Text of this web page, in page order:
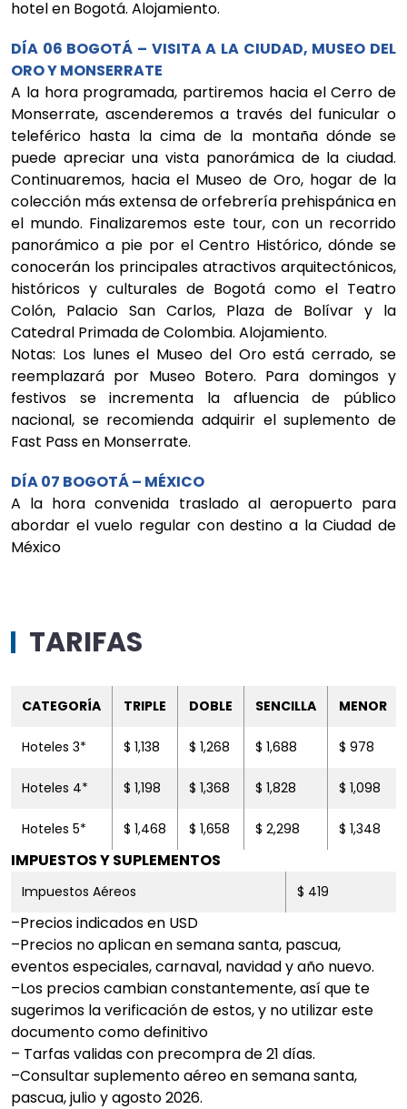
hotel en Bogotá. Alojamiento.
DÍA 06 BOGOTÁ – VISITA A LA CIUDAD, MUSEO DEL
ORO Y MONSERRATE
A la hora programada, partiremos hacia el Cerro de
Monserrate, ascenderemos a través del funicular o
teleférico hasta la cima de la montaña dónde se
puede apreciar una vista panorámica de la ciudad.
Continuaremos, hacia el Museo de Oro, hogar de la
colección más extensa de orfebrería prehispánica en
el mundo. Finalizaremos este tour, con un recorrido
panorámico a pie por el Centro Histórico, dónde se
conocerán los principales atractivos arquitectónicos,
históricos y culturales de Bogotá como el Teatro
Colón, Palacio San Carlos, Plaza de Bolívar y la
Catedral Primada de Colombia. Alojamiento.
Notas: Los lunes el Museo del Oro está cerrado, se
reemplazará por Museo Botero. Para domingos y
festivos se incrementa la afluencia de público
nacional, se recomienda adquirir el suplemento de
Fast Pass en Monserrate.
DÍA 07 BOGOTÁ – MÉXICO
A la hora convenida traslado al aeropuerto para
abordar el vuelo regular con destino a la Ciudad de
México
TARIFAS
CATEGORÍA TRIPLE DOBLE SENCILLA MENOR
Hoteles 3* $ 1,138 $ 1,268 $ 1,688 $ 978
Hoteles 4* $ 1,198 $ 1,368 $ 1,828 $ 1,098
Hoteles 5* $ 1,468 $ 1,658 $ 2,298 $ 1,348
IMPUESTOS Y SUPLEMENTOS
Impuestos Aéreos $ 419
–Precios indicados en USD
–Precios no aplican en semana santa, pascua,
eventos especiales, carnaval, navidad y año nuevo.
–Los precios cambian constantemente, así que te
sugerimos la verificación de estos, y no utilizar este
documento como definitivo
– Tarfas validas con precompra de 21 días.
​​​​​​​–Consultar suplemento aéreo en semana santa,
pascua, julio y agosto 2026.